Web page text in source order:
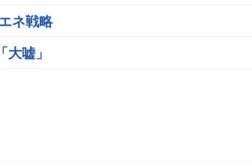
ネ戦略
嘘」